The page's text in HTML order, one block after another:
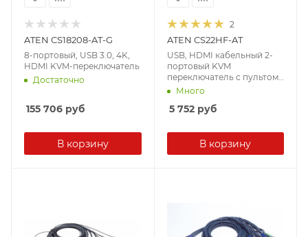
ATEN CS18208-AT-G
8-портовый, USB 3.0, 4K,
HDMI KVM-переключатель
Достаточно
155 706 руб
В корзину
2
ATEN CS22HF-AT
USB, HDMI кабельный 2-
портовый KVM
переключатель с пультом
удаленного переключения
Много
5 752руб
В корзину